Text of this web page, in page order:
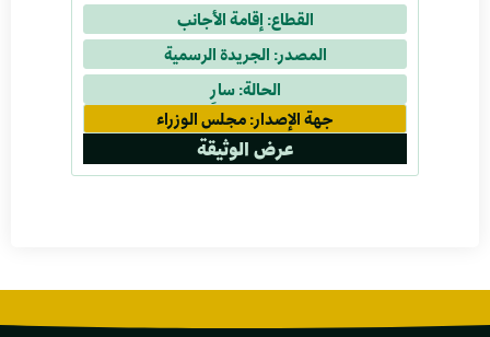
القطاع: إقامة الأجانب
المصدر: الجريدة الرسمية
الحالة: سارٍ
جهة الإصدار: مجلس الوزراء
عرض الوثيقة